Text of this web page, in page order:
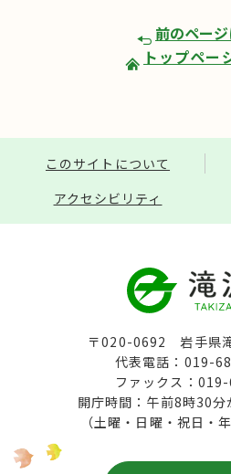
前のペー
トップペー
このサイトについて
アクセシビリティ
〒020-0692 岩手県
代表電話：019-
ファックス：
開庁時間：午前8時30分
（土曜・日曜・祝日・